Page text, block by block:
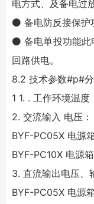
电方式、及备电过
⚫ 备电防反接保护
⚫ 备电单投功能
回路供电。
8.2 技术参数#p#
1 1. . 工作环境温
2. 交流输入 电压：
BYF-PC05X 电源
BYF-PC10X 电源
3. 直流输出电压、
BYF-PC05X 电源箱